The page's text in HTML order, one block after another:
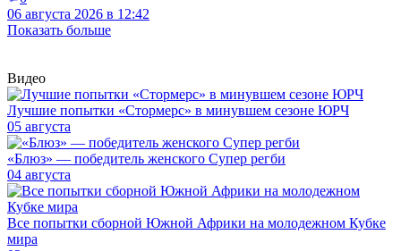
06 августа 2026 в 12:42
Показать больше
Видео
Лучшие попытки «Стормерс» в минувшем сезоне ЮРЧ
05 августа
«Блюз» — победитель женского Супер регби
04 августа
Все попытки сборной Южной Африки на молодежном Кубке
мира